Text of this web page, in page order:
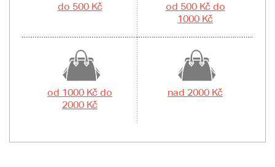
do 500 Kč
od 500 Kč do
1000 Kč
od 1000 Kč do
2000 Kč
nad 2000 Kč